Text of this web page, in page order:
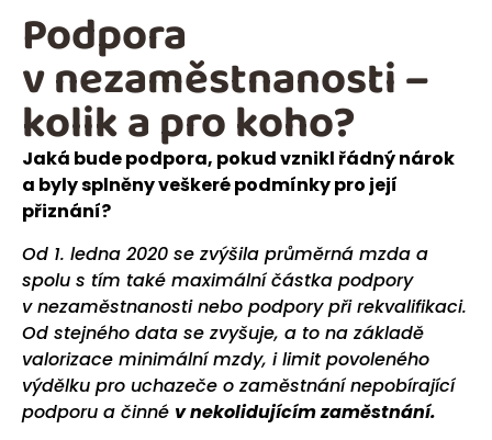
Jaká bude podpora, pokud vznikl řádný nárok
a byly splněny veškeré podmínky pro její
přiznání?
Od 1. ledna 2020 se zvýšila průměrná mzda a
spolu s tím také maximální částka podpory
v nezaměstnanosti nebo podpory při rekvalifikaci.
Od stejného data se zvyšuje, a to na základě
valorizace minimální mzdy, i limit povoleného
výdělku pro uchazeče o zaměstnání nepobírající
podporu a činné v nekolidujícím zaměstnání.
Podpora
v nezaměstnanosti –
kolik a pro koho?